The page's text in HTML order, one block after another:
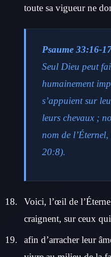
toute sa vigueur ne
Psaume 33:16-
Seul Dieu peut
humainement
s’appuient sur
leurs chevaux ;
nom de
20:8).
Voici, l’œil de
craignent, sur ceux
afin d’arracher leur